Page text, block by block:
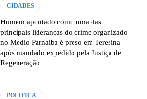
CIDADES
Homem apontado como uma das
principais lideranças do crime organizado
no Médio Parnaíba é preso em Teresina
após mandado expedido pela Justiça de
Regeneração
POLITICA